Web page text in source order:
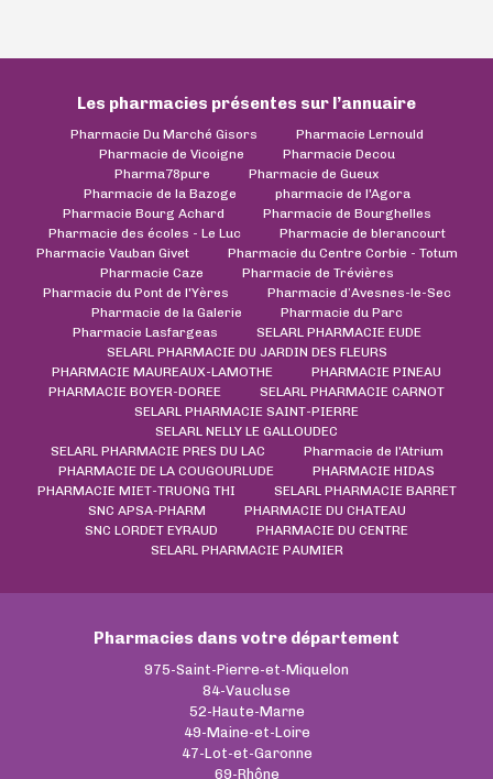
Les pharmacies présentes sur l’annuaire
Pharmacie Du Marché Gisors
Pharmacie Lernould
Pharmacie de Vicoigne
Pharmacie Decou
Pharma78pure
Pharmacie de Gueux
Pharmacie de la Bazoge
pharmacie de l'Agora
Pharmacie Bourg Achard
Pharmacie de Bourghelles
Pharmacie des écoles - Le Luc
Pharmacie de blerancourt
Pharmacie Vauban Givet
Pharmacie du Centre Corbie - Totum
Pharmacie Caze
Pharmacie de Trévières
Pharmacie du Pont de l'Yères
Pharmacie d’Avesnes-le-Sec
Pharmacie de la Galerie
Pharmacie du Parc
Pharmacie Lasfargeas
SELARL PHARMACIE EUDE
SELARL PHARMACIE DU JARDIN DES FLEURS
PHARMACIE MAUREAUX-LAMOTHE
PHARMACIE PINEAU
PHARMACIE BOYER-DOREE
SELARL PHARMACIE CARNOT
SELARL PHARMACIE SAINT-PIERRE
SELARL NELLY LE GALLOUDEC
SELARL PHARMACIE PRES DU LAC
Pharmacie de l'Atrium
PHARMACIE DE LA COUGOURLUDE
PHARMACIE HIDAS
PHARMACIE MIET-TRUONG THI
SELARL PHARMACIE BARRET
SNC APSA-PHARM
PHARMACIE DU CHATEAU
SNC LORDET EYRAUD
PHARMACIE DU CENTRE
SELARL PHARMACIE PAUMIER
Pharmacies dans votre département
975-Saint-Pierre-et-Miquelon
84-Vaucluse
52-Haute-Marne
49-Maine-et-Loire
47-Lot-et-Garonne
69-Rhône